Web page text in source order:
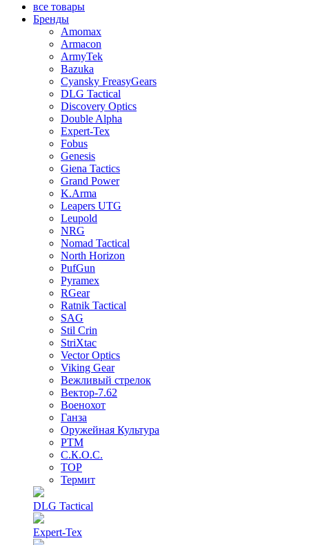
все товары
Бренды
Amomax
Armacon
ArmyTek
Bazuka
Cyansky FreasyGears
DLG Tactical
Discovery Optics
Double Alpha
Expert-Tex
Fobus
Genesis
Giena Tactics
Grand Power
K.Arma
Leapers UTG
Leupold
NRG
Nomad Tactical
North Horizon
PufGun
Pyramex
RGear
Ratnik Tactical
SAG
Stil Crin
StriXtac
Vector Optics
Viking Gear
Вежливый стрелок
Вектор-7.62
Военохот
Ганза
Оружейная Культура
РТМ
С.К.О.С.
ТОР
Термит
DLG Tactical
Expert-Tex